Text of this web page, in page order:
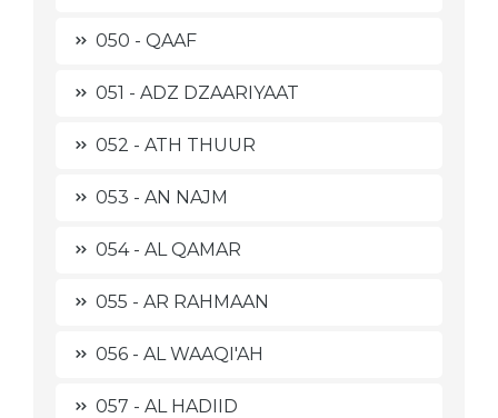
050 - QAAF
051 - ADZ DZAARIYAAT
052 - ATH THUUR
053 - AN NAJM
054 - AL QAMAR
055 - AR RAHMAAN
056 - AL WAAQI'AH
057 - AL HADIID